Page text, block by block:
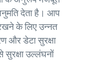
देता है। आप
के लिए उन्नत
और डेटा सुरक्षा
उल्लंघनों